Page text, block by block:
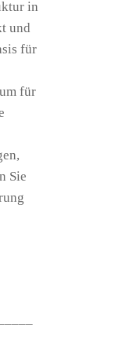
in
und
für
für
Sie